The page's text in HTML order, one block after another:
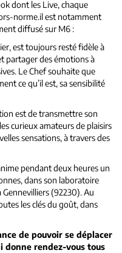
dont les Live, chaque
norme.il est notamment
diffusé sur M6 :
est toujours resté fidèle à
partager des émotions à
Le Chef souhaite que
ce qu’il est, sa sensibilité
est de transmettre son
curieux amateurs de plaisirs
sensations, à travers des
pendant deux heures un
dans son laboratoire
(92230). Au
les clés du goût, dans
de pouvoir se déplacer
donne rendez-vous tous